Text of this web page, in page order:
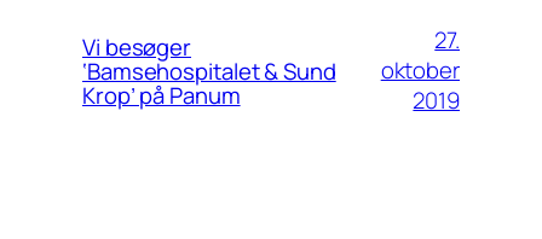
Vi besøger
‘Bamsehospitalet & Sund
Krop’ på Panum
27.
oktober
2019